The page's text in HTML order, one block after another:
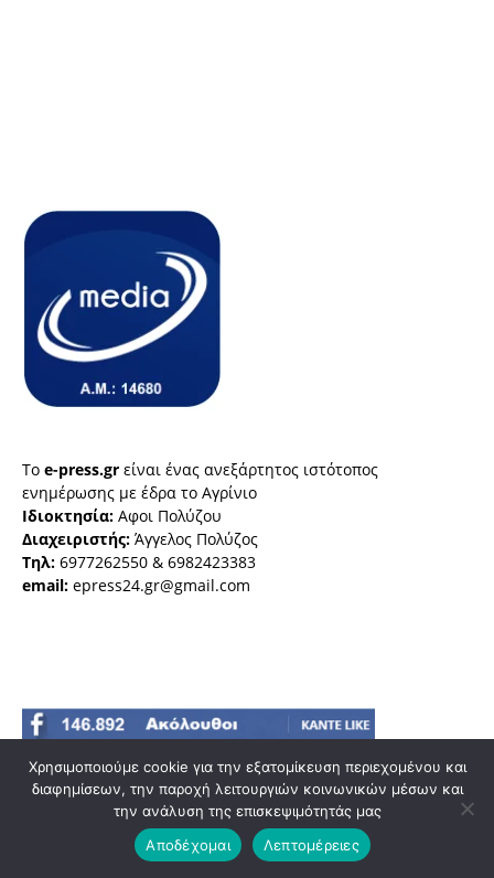
Το e-press.gr είναι ένας ανεξάρτητος ιστότοπος
ενημέρωσης με έδρα το Αγρίνιο
Ιδιοκτησία: Αφοι Πολύζου
Διαχειριστής: Άγγελος Πολύζος
Τηλ: 6977262550 & 6982423383
email: epress24.gr@gmail.com
Χρησιμοποιούμε cookie για την εξατομίκευση περιεχομένου και
διαφημίσεων, την παροχή λειτουργιών κοινωνικών μέσων και
την ανάλυση της επισκεψιμότητάς μας
Αποδέχομαι
Λεπτομέρειες